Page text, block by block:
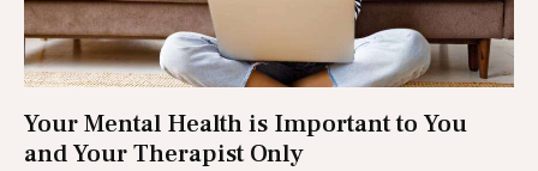
Your Mental Health is Important to You
and Your Therapist Only